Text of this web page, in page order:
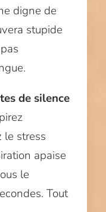
digne de
stupide
de silence
le stress
apaise
le
Tout